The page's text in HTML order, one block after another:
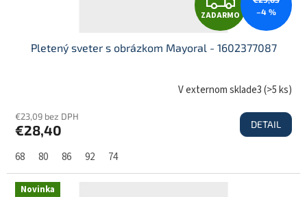
Z
A
D
A
R
ZADARMO
–4 %
Pletený sveter s obrázkom Mayoral - 1602377087
V externom sklade3(>5 ks)
€23,09 bez DPH
€28,40 DETAIL
68 80 86 92 74
Novinka